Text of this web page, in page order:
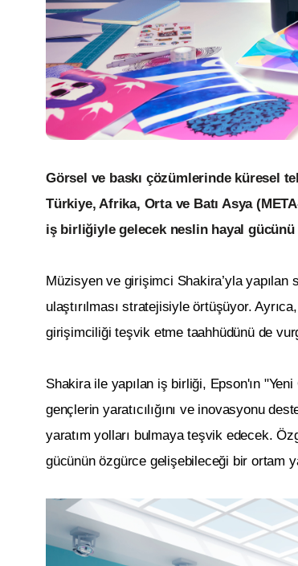
Görsel ve baskı çözümlerinde küresel
Türkiye, Afrika, Orta ve Batı Asya
iş birliğiyle gelecek neslin hayal gücünü
Müzisyen ve girişimci Shakira’yla
ulaştırılması stratejisiyle örtüşüyor.
girişimciliği teşvik etme taahhüdünü de
Shakira ile yapılan iş birliği, Epson'ın
gençlerin yaratıcılığını ve inovasyonu
yaratım yolları bulmaya teşvik edecek.
gücünün özgürce gelişebileceği bir ortam